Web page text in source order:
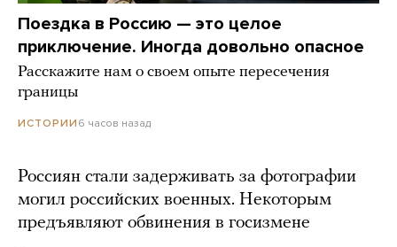
Поездка в Россию — это целое
приключение. Иногда довольно опасное
Расскажите нам о своем опыте пересечения
границы
ИСТОРИИ 6 часов назад
Россиян стали задерживать за фотографии
могил российских военных. Некоторым
предъявляют обвинения в госизмене